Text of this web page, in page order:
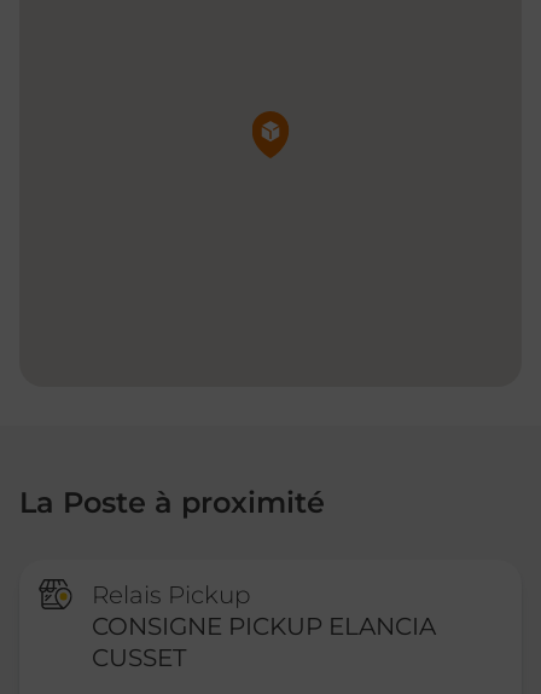
Pin de la carte
La Poste à proximité
Relais Pickup
CONSIGNE PICKUP ELANCIA
CUSSET